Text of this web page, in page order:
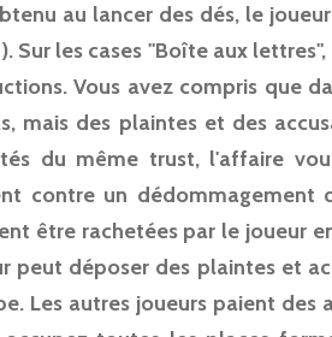
au lancer des dés, le
Sur les cases "Boîte aux
Vous avez compris que
mais des plaintes et des
du même trust, l'affaire
contre un dédommagement
être rachetées par le joueur
peut déposer des plaintes et
Les autres joueurs paient des